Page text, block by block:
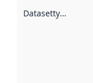
Datasettype